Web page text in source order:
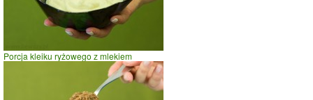
Porcja kleiku ryżowego z mlekiem